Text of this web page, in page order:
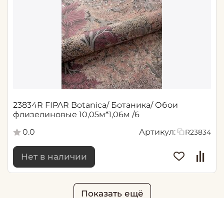
23834R FIPAR Botanica/ Ботаника/ Обои
флизелиновые 10,05м*1,06м /6
0.0
Артикул: R23834
Нет в наличии
Показать ещё